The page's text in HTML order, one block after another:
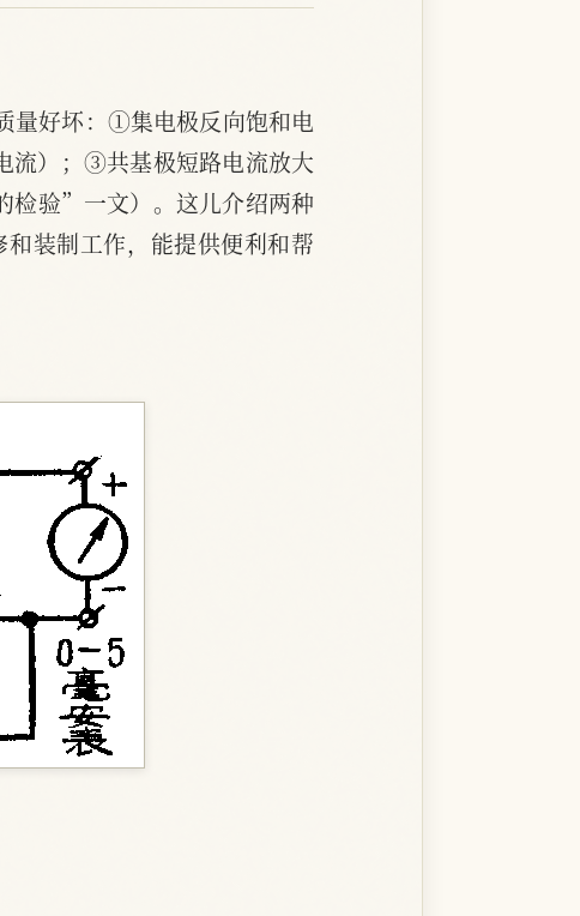
量好坏：①集电极反向饱和电
流）；③共基极短路电流放大
检验”一文）。这儿介绍两种
装制工作，能提供便利和帮